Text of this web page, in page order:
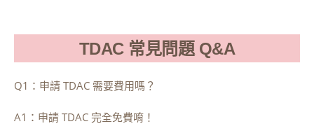
TDAC 常見問題 Q&A
Q1：申請 TDAC 需要費用嗎？
A1：申請 TDAC 完全免費唷！